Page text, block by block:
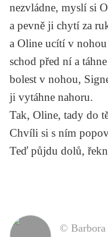
nezvládne, myslí si
a pevně ji chytí za
a Oline ucítí v nohou
schod před ní a
bolest v nohou,
ji vytáhne nahoru.
Tak, Oline, tady do
Chvíli si s ním
Teď půjdu dolů,
© Barbora